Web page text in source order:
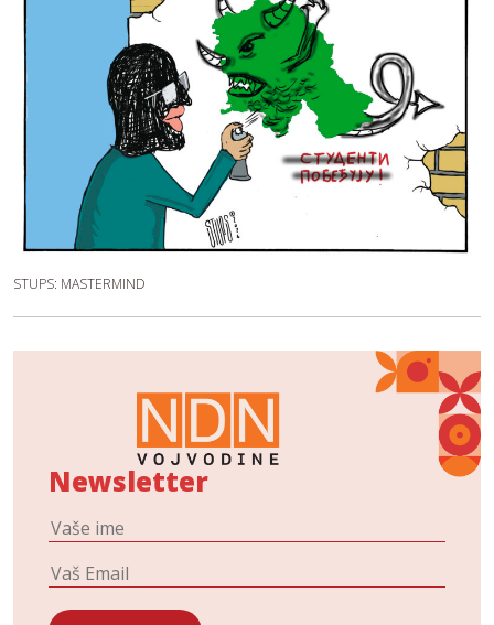
STUPS: MASTERMIND
Newsletter